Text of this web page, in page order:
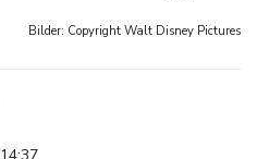
Bilder: Copyright Walt Disney Pictures